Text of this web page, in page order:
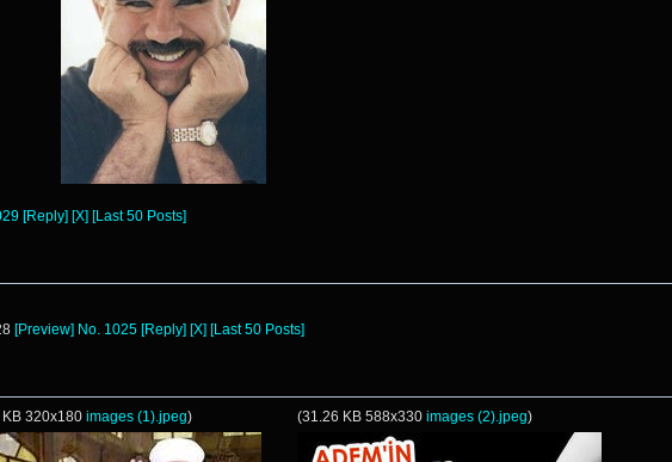
[Reply] [X] [Last 50 Posts]
[Preview] No. 1025 [Reply] [X] [Last 50 Posts]
320x180 images (1).jpeg) (31.26 KB 588x330 images (2).jpeg)